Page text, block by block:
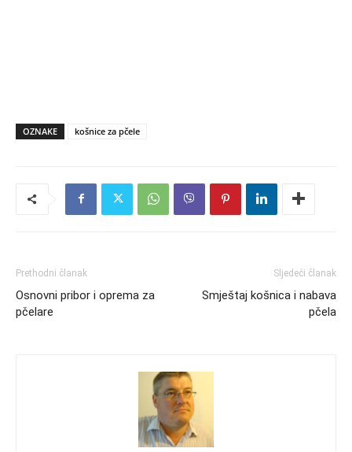
OZNAKE košnice za pčele
Prethodni članak
Osnovni pribor i oprema za
pčelare
Sljedeći članak
Smještaj košnica i nabava
pčela